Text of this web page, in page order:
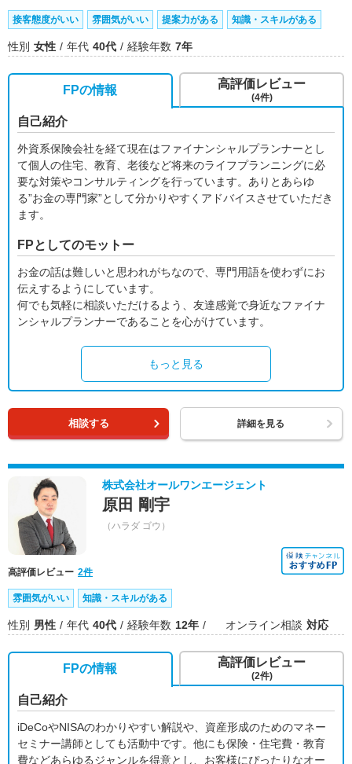
接客態度がいい 雰囲気がいい 提案力がある 知識・スキルがある
性別 女性 年代 40代 経験年数 7年
FPの情報
自己紹介
外資系保険会社を経て現在はファイナンシャルプランナーとし
て個人の住宅、教育、老後など将来のライフプランニングに必
要な対策やコンサルティングを行っています。ありとあらゆ
る”お金の専門家”として分かりやすくアドバイスさせていただき
ます。
FPとしてのモットー
お金の話は難しいと思われがちなので、専門用語を使わずにお
伝えするようにしています。
何でも気軽に相談いただけるよう、友達感覚で身近なファイナ
ンシャルプランナーであることを心がけています。
もっと見る
高評価レビュー
(4件)
相談する 詳細を見る
株式会社オールワンエージェント
原田 剛宇
（ハラダ ゴウ）
高評価レビュー 2件
雰囲気がいい 知識・スキルがある
性別 男性 年代 40代 経験年数 12年 オンライン相談 対応
FPの情報
自己紹介
iDeCoやNISAのわかりやすい解説や、資産形成のためのマネー
セミナー講師としても活動中です。他にも保険・住宅費・教育
費などあらゆるジャンルを得意とし、お客様にぴったりなオー
高評価レビュー
(2件)